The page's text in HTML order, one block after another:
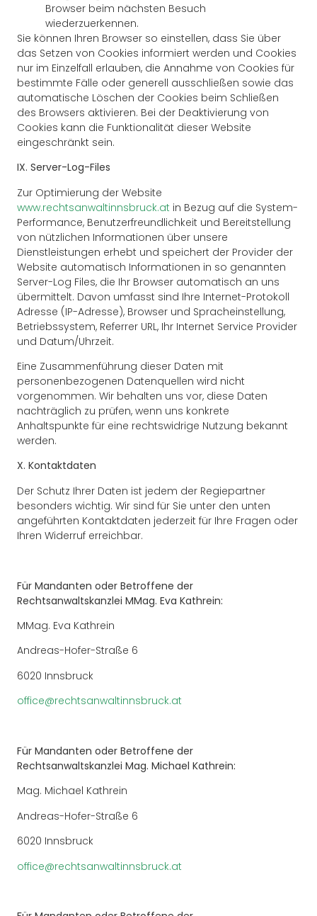
Browser beim nächsten Besuch
wiederzuerkennen.
Sie können Ihren Browser so einstellen, dass Sie über
das Setzen von Cookies informiert werden und Cookies
nur im Einzelfall erlauben, die Annahme von Cookies für
bestimmte Fälle oder generell ausschließen sowie das
automatische Löschen der Cookies beim Schließen
des Browsers aktivieren. Bei der Deaktivierung von
Cookies kann die Funktionalität dieser Website
eingeschränkt sein.
IX. Server-Log-Files
Zur Optimierung der Website
www.rechtsanwaltinnsbruck.at in Bezug auf die System-
Performance, Benutzerfreundlichkeit und Bereitstellung
von nützlichen Informationen über unsere
Dienstleistungen erhebt und speichert der Provider der
Website automatisch Informationen in so genannten
Server-Log Files, die Ihr Browser automatisch an uns
übermittelt. Davon umfasst sind Ihre Internet-Protokoll
Adresse (IP-Adresse), Browser und Spracheinstellung,
Betriebssystem, Referrer URL, Ihr Internet Service Provider
und Datum/Uhrzeit.
Eine Zusammenführung dieser Daten mit
personenbezogenen Datenquellen wird nicht
vorgenommen. Wir behalten uns vor, diese Daten
nachträglich zu prüfen, wenn uns konkrete
Anhaltspunkte für eine rechtswidrige Nutzung bekannt
werden.
X. Kontaktdaten
Der Schutz Ihrer Daten ist jedem der Regiepartner
besonders wichtig. Wir sind für Sie unter den unten
angeführten Kontaktdaten jederzeit für Ihre Fragen oder
Ihren Widerruf erreichbar.
Für Mandanten oder Betroffene der
Rechtsanwaltskanzlei MMag. Eva Kathrein:
MMag. Eva Kathrein
Andreas-Hofer-Straße 6
6020 Innsbruck
office@rechtsanwaltinnsbruck.at
Für Mandanten oder Betroffene der
Rechtsanwaltskanzlei Mag. Michael Kathrein:
Mag. Michael Kathrein
Andreas-Hofer-Straße 6
6020 Innsbruck
office@rechtsanwaltinnsbruck.at